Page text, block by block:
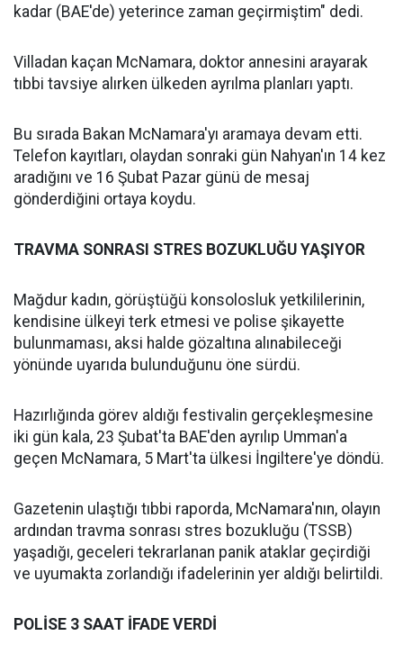
kadar (BAE'de) yeterince zaman geçirmiştim" dedi.
Villadan kaçan McNamara, doktor annesini arayarak
tıbbi tavsiye alırken ülkeden ayrılma planları yaptı.
Bu sırada Bakan McNamara'yı aramaya devam etti.
Telefon kayıtları, olaydan sonraki gün Nahyan'ın 14 kez
aradığını ve 16 Şubat Pazar günü de mesaj
gönderdiğini ortaya koydu.
TRAVMA SONRASI STRES BOZUKLUĞU YAŞIYOR
Mağdur kadın, görüştüğü konsolosluk yetkililerinin,
kendisine ülkeyi terk etmesi ve polise şikayette
bulunmaması, aksi halde gözaltına alınabileceği
yönünde uyarıda bulunduğunu öne sürdü.
Hazırlığında görev aldığı festivalin gerçekleşmesine
iki gün kala, 23 Şubat'ta BAE'den ayrılıp Umman'a
geçen McNamara, 5 Mart'ta ülkesi İngiltere'ye döndü.
Gazetenin ulaştığı tıbbi raporda, McNamara'nın, olayın
ardından travma sonrası stres bozukluğu (TSSB)
yaşadığı, geceleri tekrarlanan panik ataklar geçirdiği
ve uyumakta zorlandığı ifadelerinin yer aldığı belirtildi.
POLİSE 3 SAAT İFADE VERDİ